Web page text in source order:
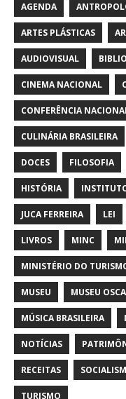
AGENDA
ARTES PLÁSTICAS
AUDIOVISUAL
CINEMA NACIONAL
CONFERÊNCIA
CULINÁRIA BRASILEIRA
DOCES FILOSOFIA
HISTÓRIA
JUCA FERREIRA LEI
LIVROS MINC
MINISTÉRIO DO
MUSEU MUSEU
MÚSICA BRASILEIRA
NOTÍCIAS
RECEITAS
TURISMO